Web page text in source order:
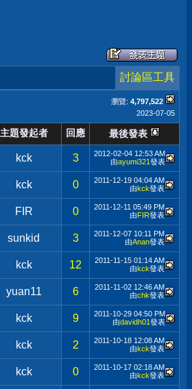
討論區工具
瀏覽: 4,797,522
2023-07-05
主題發起者 回應 最後發表
kck 3 2012-02-04 12:53 AM
由ayumi321發表
kck 0 2011-12-19 04:04 AM
由kck發表
FIR 0 2011-12-11 05:49 PM
由FIR發表
sunkid 3 2011-12-07 10:11 PM
由Anan發表
kck 12 2011-11-15 01:14 AM
由kck發表
yuan11 6 2011-11-02 12:46 AM
由chk發表
kck 9 2011-10-29 04:50 PM
由davidh01發表
kck 2 2011-10-18 12:08 AM
由kck發表
kck 0 2011-10-17 02:18 AM
由kck發表